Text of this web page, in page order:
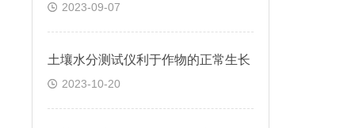
2023-09-07
土壤水分测试仪利于作物的正常生长
2023-10-20